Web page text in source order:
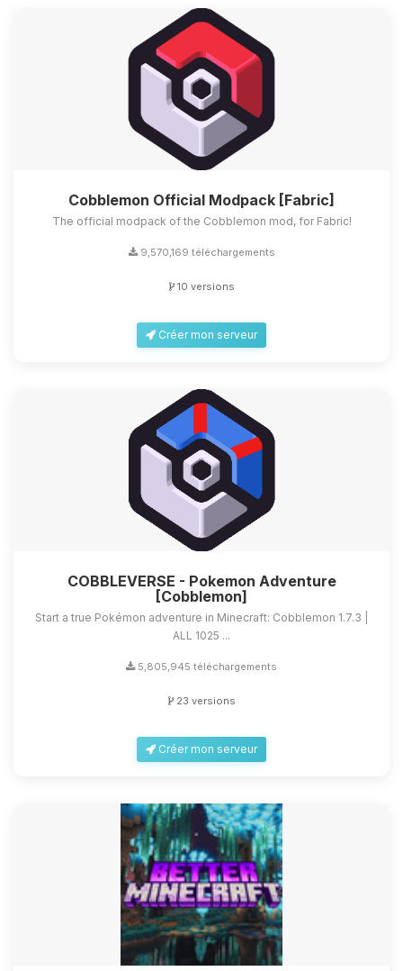
Cobblemon Official Modpack [Fabric]
The official modpack of the Cobblemon mod, for Fabric!
9,570,169 téléchargements
10 versions
Créer mon serveur
COBBLEVERSE - Pokemon Adventure
[Cobblemon]
Start a true Pokémon adventure in Minecraft: Cobblemon 1.7.3 |
ALL 1025 ...
5,805,945 téléchargements
23 versions
Créer mon serveur